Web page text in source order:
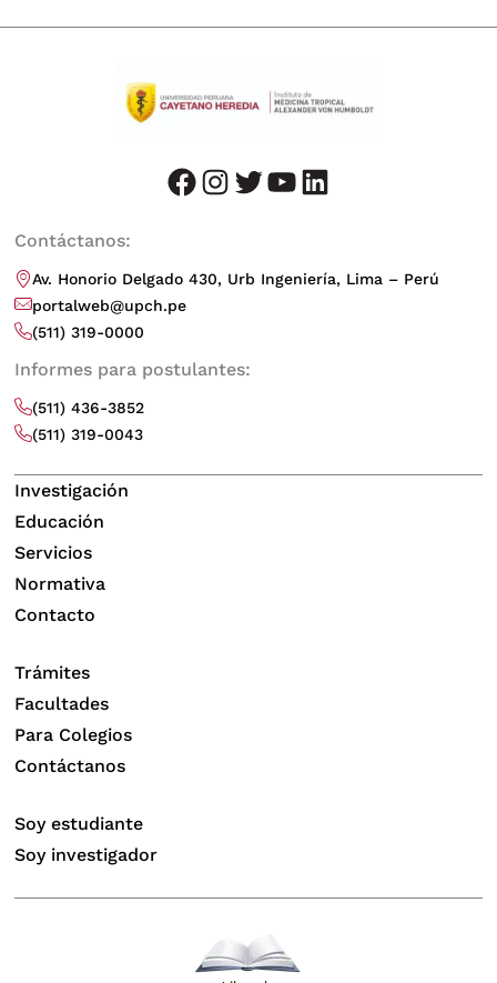
facebook instagram twitter youtube LinkedIn
Contáctanos:
Av. Honorio Delgado 430, Urb Ingeniería, Lima – Perú
portalweb@upch.pe
(511) 319-0000
Informes para postulantes:
(511) 436-3852
(511) 319-0043
Investigación
Educación
Servicios
Normativa
Contacto
Trámites
Facultades
Para Colegios
Contáctanos
Soy estudiante
Soy investigador